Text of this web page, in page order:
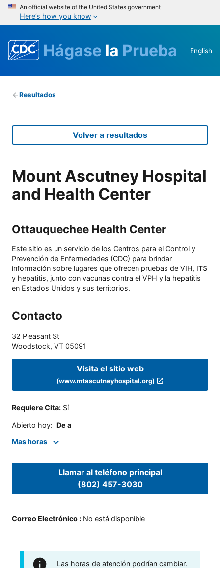
An official website of the United States government
Here’s how you know
Hágase la Prueba English
Resultados
Volver a resultados
Mount Ascutney Hospital
and Health Center
Ottauquechee Health Center
Este sitio es un servicio de los Centros para el Control y
Prevención de Enfermedades (CDC) para brindar
información sobre lugares que ofrecen pruebas de VIH, ITS
y hepatitis, junto con vacunas contra el VPH y la hepatitis
en Estados Unidos y sus territorios.
Contacto
32 Pleasant St
Woodstock, VT 05091
Visita el sitio web
(www.mtascutneyhospital.org)
Requiere Cita: Sí
Abierto hoy: De a
Mas horas
Llamar al teléfono principal
(802) 457-3030
Correo Electrónico : No está disponible
Las horas de atención podrían cambiar.